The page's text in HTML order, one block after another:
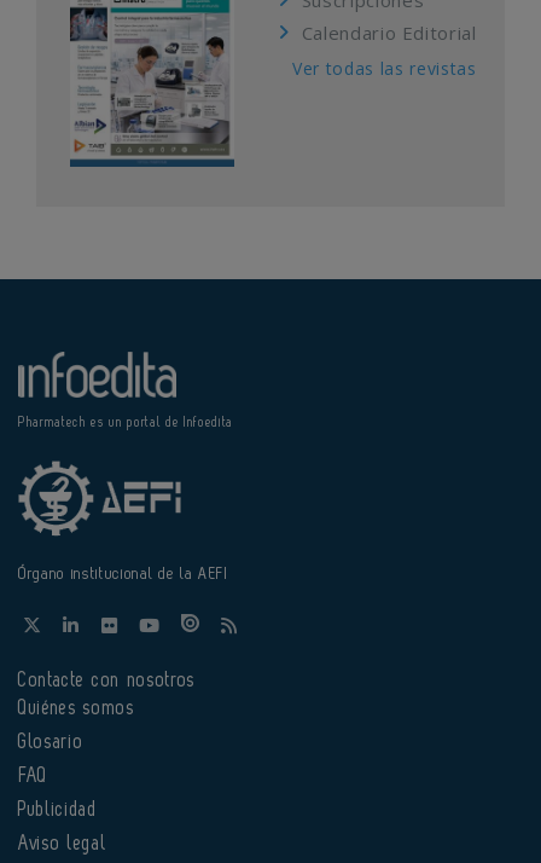
Calendario Editorial
Ver todas las revistas
Pharmatech es un portal de Infoedita
Órgano institucional de la AEFI
Contacte con nosotros
Quiénes somos
Glosario
FAQ
Publicidad
Aviso legal